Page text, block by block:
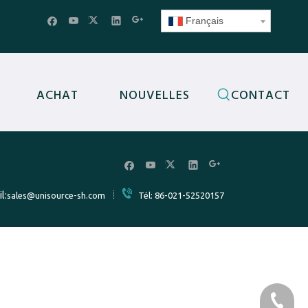
Français
ACHAT NOUVELLES CONTACT
86-
sales@unisource-sh.com Tél: 86-021-52520157